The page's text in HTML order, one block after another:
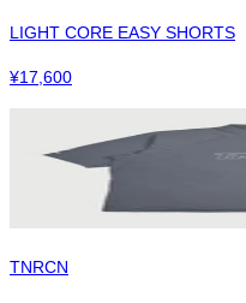
LIGHT CORE EASY SHORTS
¥17,600
TNRCN